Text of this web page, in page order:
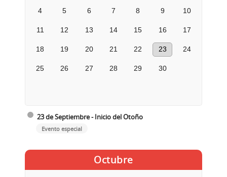
4 5 6 7 8 9 10
11 12 13 14 15 16 17
18 19 20 21 22 23 24
25 26 27 28 29 30
23 de Septiembre - Inicio del Otoño
Evento especial
Octubre